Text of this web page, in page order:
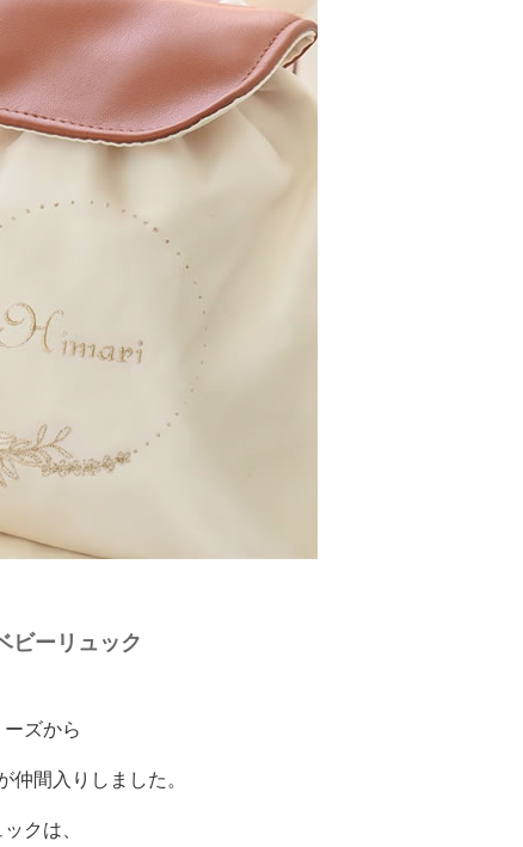
ビーリュック
ズから
間入りしました。
クは、